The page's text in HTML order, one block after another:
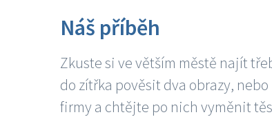
Náš příběh
Zkuste si ve větším městě najít
do zítřka pověsit dva obrazy,
firmy a chtějte po nich vyměnit